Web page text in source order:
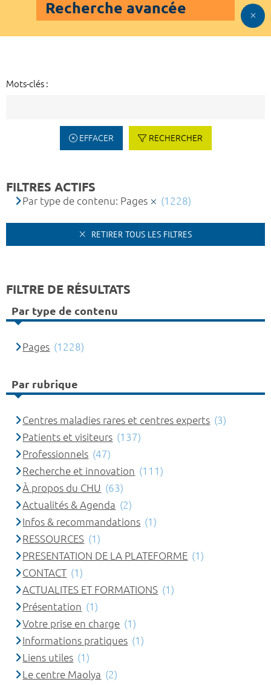
Recherche avancée
Mots-clés :
EFFACER RECHERCHER
FILTRES ACTIFS
Par type de contenu: Pages (1228)
RETIRER TOUS LES FILTRES
FILTRE DE RÉSULTATS
Par type de contenu
Pages (1228)
Par rubrique
Centres maladies rares et centres experts (3)
Patients et visiteurs (137)
Professionnels (47)
Recherche et innovation (111)
À propos du CHU (63)
Actualités & Agenda (2)
Infos & recommandations (1)
RESSOURCES (1)
PRESENTATION DE LA PLATEFORME (1)
CONTACT (1)
ACTUALITES ET FORMATIONS (1)
Présentation (1)
Votre prise en charge (1)
Informations pratiques (1)
Liens utiles (1)
Le centre Maolya (2)